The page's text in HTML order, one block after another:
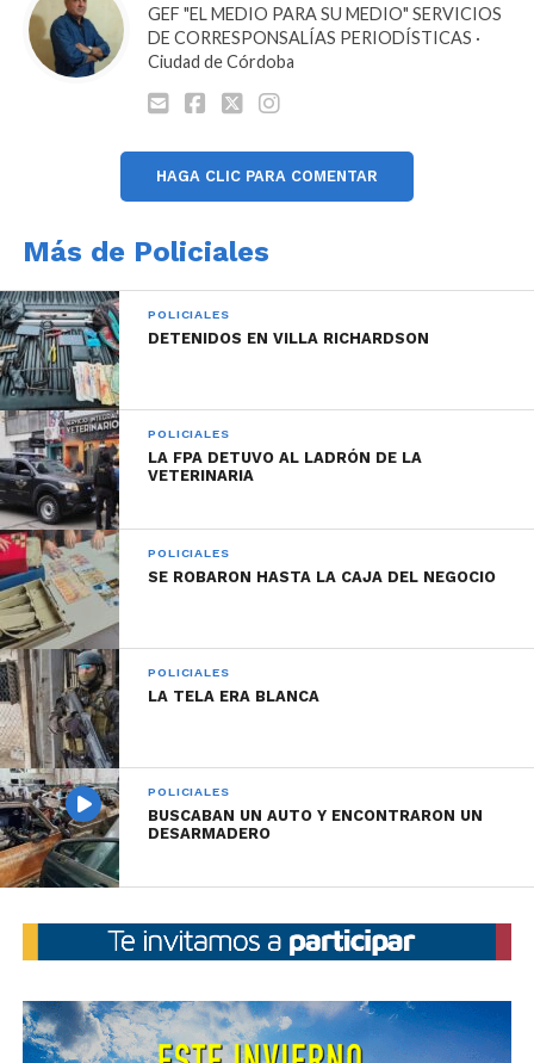
GEF "EL MEDIO PARA SU MEDIO" SERVICIOS
DE CORRESPONSALÍAS PERIODÍSTICAS ·
Ciudad de Córdoba
HAGA CLIC PARA COMENTAR
Más de Policiales
POLICIALES
DETENIDOS EN VILLA RICHARDSON
POLICIALES
LA FPA DETUVO AL LADRÓN DE LA
VETERINARIA
POLICIALES
SE ROBARON HASTA LA CAJA DEL NEGOCIO
POLICIALES
LA TELA ERA BLANCA
POLICIALES
BUSCABAN UN AUTO Y ENCONTRARON UN
DESARMADERO